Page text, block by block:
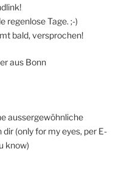
regenlose Tage. ;-)
bald, versprochen!
aus Bonn
aussergewöhnliche
(only for my eyes, per E-
know)